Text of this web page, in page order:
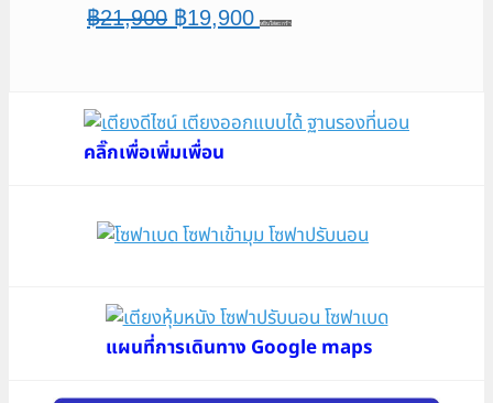
฿21,900 Original
฿21,900.
฿19,900Current
฿19,900.
หยิบใส่ตะกร้า
คลิ๊กเพื่อเพิ่มเพื่อน
แผนที่การเดินทาง Google maps